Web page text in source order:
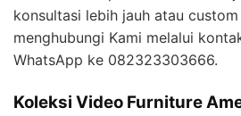
konsultasi lebih jauh atau
menghubungi Kami melalui
WhatsApp ke 082323303666.
Koleksi Video Furniture